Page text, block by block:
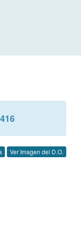
Ver Imagen del D.O.